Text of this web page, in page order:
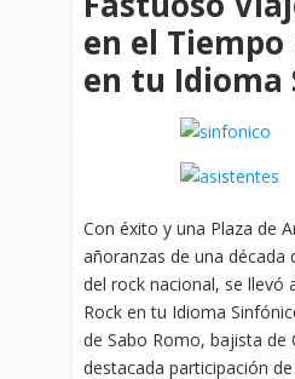
en el Tiempo
en tu Idioma
Con éxito y una Plaza de
añoranzas de una década
del rock nacional, se llevó
Rock en tu Idioma
de Sabo Romo, bajista de
destacada participación